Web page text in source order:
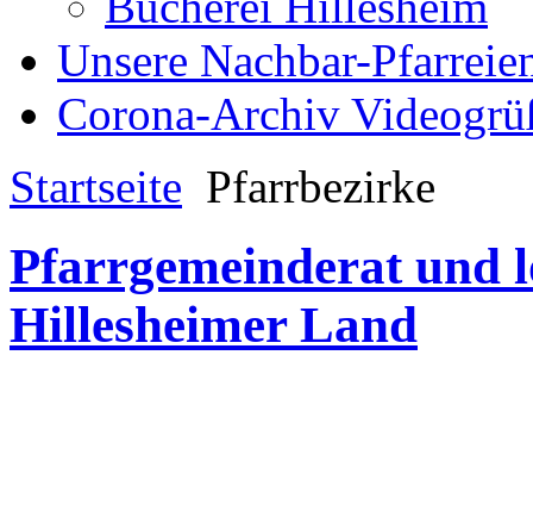
Unsere Nachbar-
Corona-Archiv
Startseite Pfarrbezirke
Pfarrgemeinderat und
Hillesheimer Land